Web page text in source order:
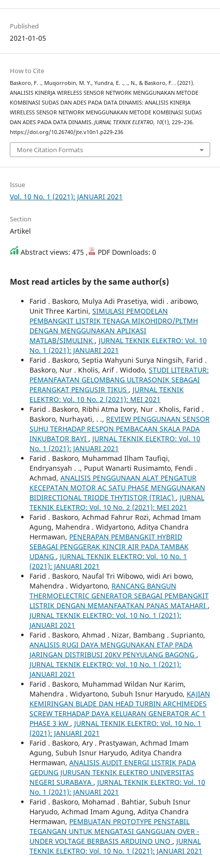
Published
2021-01-05
How to Cite
Baskoro, F. ., Muqorrobin, M. Y., Yundra, E. ., ., N., & Baskoro, F. . (2021).
ANALISIS KINERJA WIRELESS SENSOR NETWORK MENGGUNAKAN METODE
KOMBINASI SUDAS DAN ADES PADA DATA DINAMIS: ANALISIS KINERJA
WIRELESS SENSOR NETWORK MENGGUNAKAN METODE KOMBINASI SUDAS
DAN ADES PADA DATA DINAMIS. JURNAL TEKNIK ELEKTRO, 10(1), 229–236.
https://doi.org/10.26740/jte.v10n1.p229-236
More Citation Formats
Issue
Vol. 10 No. 1 (2021): JANUARI 2021
Section
Artikel
Abstract views: 475 , PDF Downloads: 0
Most read articles by the same author(s)
Farid . Baskoro, Mulya Adi Prasetiya, widi . aribowo,
Unit Three Kartini, SIMULASI PEMODELAN
PEMBANGKIT LISTRIK TENAGA MIKOHIDRO/PLTMH
DENGAN MENGGUNAKAN APLIKASI
MATLAB/SIMULINK , JURNAL TEKNIK ELEKTRO: Vol. 10
No. 1 (2021): JANUARI 2021
Farid . Baskoro, Septia Wahyuni Surya Ningsih, Farid .
Baskoro, Nur . Kholis, Arif . Widodo, STUDI LITERATUR:
PEMANFAATAN GELOMBANG ULTRASONIK SEBAGAI
PERANGKAT PENGUSIR TIKUS , JURNAL TEKNIK
ELEKTRO: Vol. 10 No. 2 (2021): MEI 2021
Farid . Baskoro, Ribhi Atma Ivory, Nur . Kholis, Farid .
Baskoro, Nurhayati, . ., REVIEW PENGGUNAAN SENSOR
SUHU TERHADAP RESPON PEMBACAAN SKALA PADA
INKUBATOR BAYI , JURNAL TEKNIK ELEKTRO: Vol. 10
No. 1 (2021): JANUARI 2021
Farid . Baskoro, Muhammad Ilham Taufiqi,
Endryansyah . ., Puput Wanarti Rusimamto, Fendi .
Achmad, ANALISIS PENGGUNAAN ALAT PENGATUR
KECEPATAN MOTOR AC SATU PHASE MENGGUNAKAN
BIDIRECTIONAL TRIODE THYTISTOR (TRIAC) , JURNAL
TEKNIK ELEKTRO: Vol. 10 No. 2 (2021): MEI 2021
Farid . Baskoro, Achmad Fahrur Rozi, Achmad Imam
Agung, Mahendra . Widyartono, Aditya Chandra
Hermawan, PENERAPAN PEMBANGKIT HYBRID
SEBAGAI PENGGERAK KINCIR AIR PADA TAMBAK
UDANG , JURNAL TEKNIK ELEKTRO: Vol. 10 No. 1
(2021): JANUARI 2021
Farid . Baskoro, Naufal Tri Wibowo, widi Ari bowo,
Mahendra . Widyartono, RANCANG BANGUN
THERMOELECTRIC GENERATOR SEBAGAI PEMBANGKIT
LISTRIK DENGAN MEMANFAATKAN PANAS MATAHARI ,
JURNAL TEKNIK ELEKTRO: Vol. 10 No. 1 (2021):
JANUARI 2021
Farid . Baskoro, Ahmad . Nizar, Bambang . Suprianto,
ANALISIS RUGI DAYA MENGGUNAKAN ETAP PADA
JARINGAN DISTRIBUSI 20KV PENYULANG BAGONG ,
JURNAL TEKNIK ELEKTRO: Vol. 10 No. 1 (2021):
JANUARI 2021
Farid . Baskoro, Muhammad Wildan Nur Karim,
Mahendra . Widyartono, Subuh Isnur Haryudo, KAJIAN
KEMIRINGAN BLADE DAN HEAD TURBIN ARCHIMEDES
SCREW TERHADAP DAYA KELUARAN GENERATOR AC 1
PHASE 3 kW , JURNAL TEKNIK ELEKTRO: Vol. 10 No. 1
(2021): JANUARI 2021
Farid . Baskoro, Ary . Prastyawan, Achmad Imam
Agung, Subuh Isnur Haryudo, Aditya Chandra
Hermawan, ANALISIS AUDIT ENERGI LISTRIK PADA
GEDUNG JURUSAN TEKNIK ELEKTRO UNIVERSITAS
NEGERI SURABAYA , JURNAL TEKNIK ELEKTRO: Vol. 10
No. 1 (2021): JANUARI 2021
Farid . Baskoro, Mohamad . Bahtiar, Subuh Isnur
Haryudo, Achmad Imam Agung, Aditya Chandra
Hermawan, PEMBUATAN PROTOTYPE PENSTABIL
TEGANGAN UNTUK MENGATASI GANGGUAN OVER -
UNDER VOLTAGE BERBASIS ARDUINO UNO , JURNAL
TEKNIK ELEKTRO: Vol. 10 No. 1 (2021): JANUARI 2021